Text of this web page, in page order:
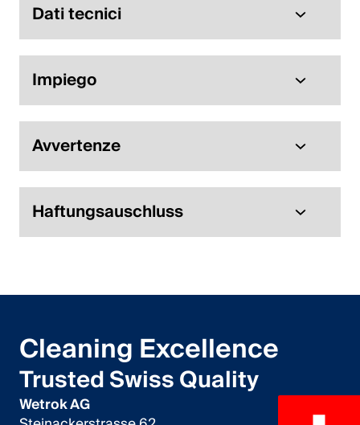
Dati tecnici
Impiego
Avvertenze
Haftungsauschluss
Cleaning Excellence
Trusted Swiss Quality
Wetrok AG